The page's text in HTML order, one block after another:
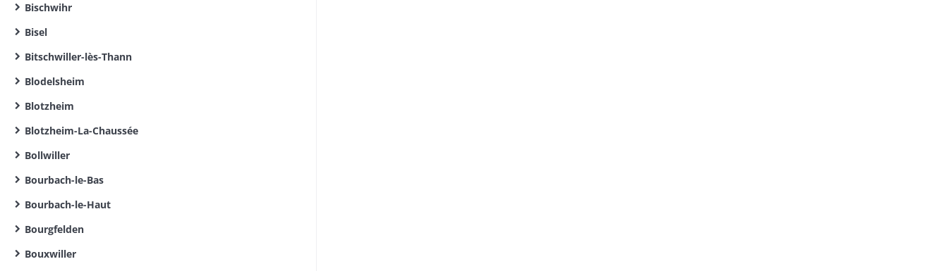
Bischwihr
Bisel
Bitschwiller-lès-Thann
Blodelsheim
Blotzheim
Blotzheim-La-Chaussée
Bollwiller
Bourbach-le-Bas
Bourbach-le-Haut
Bourgfelden
Bouxwiller